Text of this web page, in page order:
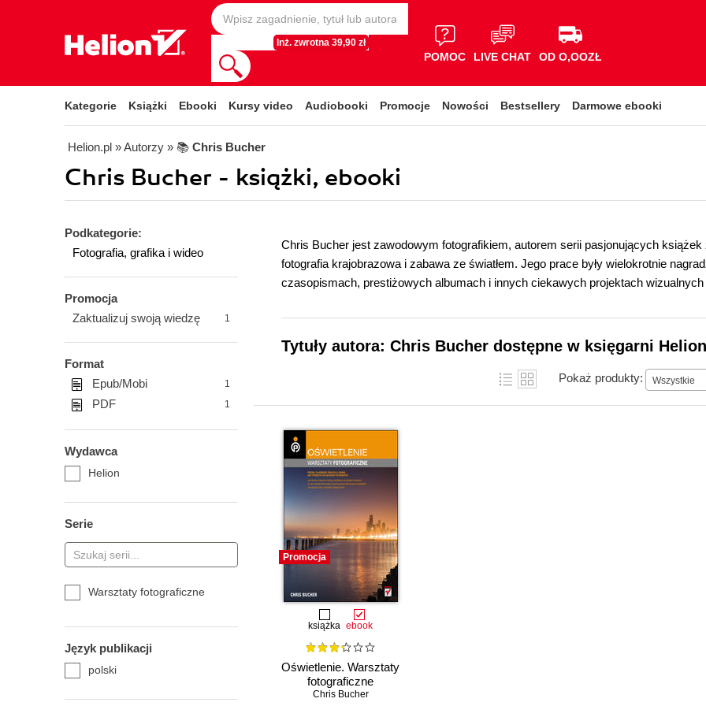
Inż. zwrotna 39,90 zł
POMOC LIVE CHAT OD O,OOZŁ
Kategorie Książki Ebooki Kursy video Audiobooki Promocje Nowości Bestsellery Darmowe ebooki
Helion.pl » Autorzy » 📚 Chris Bucher
Chris Bucher - książki, ebooki
Podkategorie:
Fotografia, grafika i wideo
Promocja
Zaktualizuj swoją wiedzę
1
Format
Epub/Mobi
1
PDF 1
Wydawca
Helion
Serie
Warsztaty fotograficzne
Język publikacji
polski
Chris Bucher jest zawodowym fotografikiem, autorem serii pasjonujących
fotografia krajobrazowa i zabawa ze światłem. Jego prace były wielokrotnie
czasopismach, prestiżowych albumach i innych ciekawych projektach wizualnych
Tytuły autora: Chris Bucher dostępne w księgarni Helion
Pokaż produkty: Wszystkie
Promocja
książka ebook
Oświetlenie. Warsztaty
fotograficzne
Chris Bucher